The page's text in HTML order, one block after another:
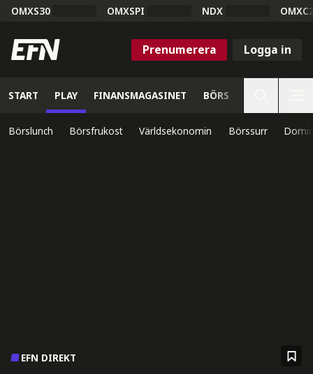
OMXS30 OMXSPI NDX
Prenumerera Logga in
START PLAY FINANSMAGASINET BÖRS
Börslunch Börsfrukost Världsekonomin Börssurr
EFN DIREKT